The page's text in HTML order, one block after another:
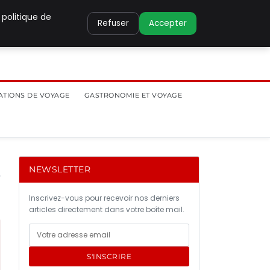
DE VOYAGE GASTRONOMIE ET VOYAGE
NEWSLETTER
Inscrivez-vous pour recevoir nos derniers
articles directement dans votre boîte mail.
S'INSCRIRE
de
Refuser Accepter